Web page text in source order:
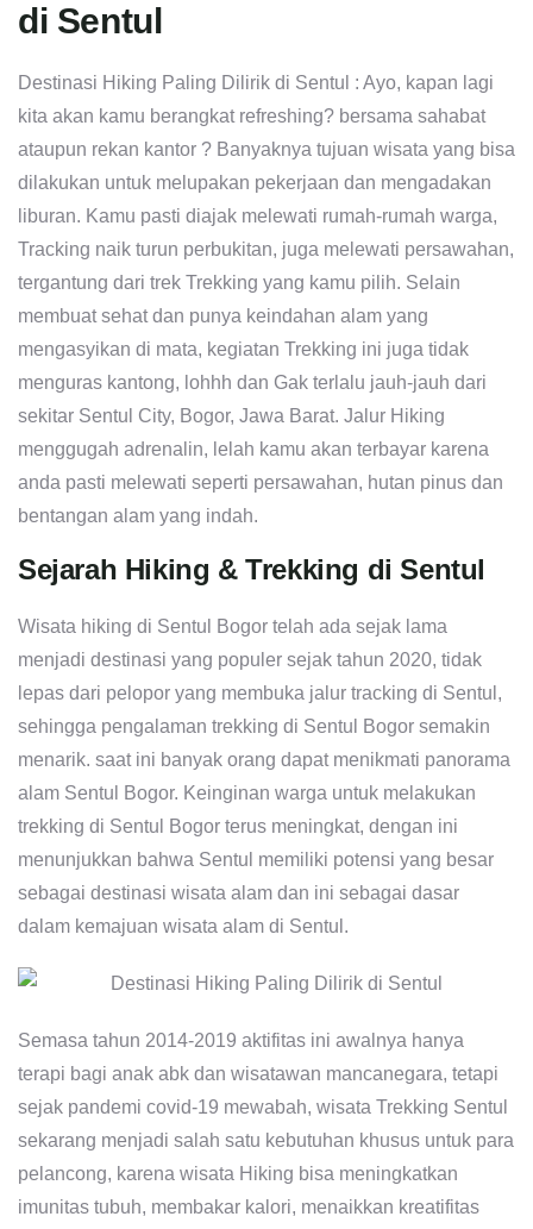
di Sentul
Destinasi Hiking Paling Dilirik di Sentul : Ayo, kapan lagi
kita akan kamu berangkat refreshing? bersama sahabat
ataupun rekan kantor ? Banyaknya tujuan wisata yang bisa
dilakukan untuk melupakan pekerjaan dan mengadakan
liburan. Kamu pasti diajak melewati rumah-rumah warga,
Tracking naik turun perbukitan, juga melewati persawahan,
tergantung dari trek Trekking yang kamu pilih. Selain
membuat sehat dan punya keindahan alam yang
mengasyikan di mata, kegiatan Trekking ini juga tidak
menguras kantong, lohhh dan Gak terlalu jauh-jauh dari
sekitar Sentul City, Bogor, Jawa Barat. Jalur Hiking
menggugah adrenalin, lelah kamu akan terbayar karena
anda pasti melewati seperti persawahan, hutan pinus dan
bentangan alam yang indah.
Sejarah Hiking & Trekking di Sentul
Wisata hiking di Sentul Bogor telah ada sejak lama
menjadi destinasi yang populer sejak tahun 2020, tidak
lepas dari pelopor yang membuka jalur tracking di Sentul,
sehingga pengalaman trekking di Sentul Bogor semakin
menarik. saat ini banyak orang dapat menikmati panorama
alam Sentul Bogor. Keinginan warga untuk melakukan
trekking di Sentul Bogor terus meningkat, dengan ini
menunjukkan bahwa Sentul memiliki potensi yang besar
sebagai destinasi wisata alam dan ini sebagai dasar
dalam kemajuan wisata alam di Sentul.
Semasa tahun 2014-2019 aktifitas ini awalnya hanya
terapi bagi anak abk dan wisatawan mancanegara, tetapi
sejak pandemi covid-19 mewabah, wisata Trekking Sentul
sekarang menjadi salah satu kebutuhan khusus untuk para
pelancong, karena wisata Hiking bisa meningkatkan
imunitas tubuh, membakar kalori, menaikkan kreatifitas